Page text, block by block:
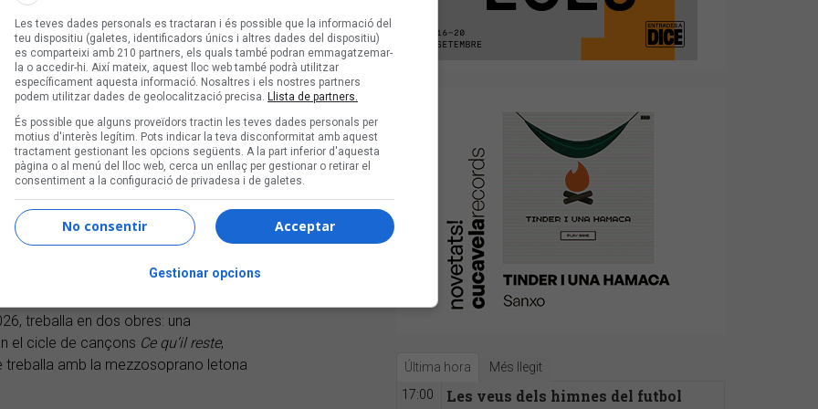
lluny de la música
cursar estudis de jazz al Taller de
al Conservatori Superior del Liceu
a Graz. Puig viu actualment a
pels Cursus de l’IRCAM, que
per a violoncel i electrònica a
QuartetiRicard Capellino li van
del III Artsom de la Mostra Sonora
I tot caminant em va semblar que el
Graz, però les retallades en cultura
forçat l’ajornament de l’estrena a
treballa en dos obres: una
el cicle de cançons Ce qu’il reste,
treballa amb la mezzosoprano letona
Última hora Més llegit
17:00
Les veus dels himnes del futbol
Les teves dades personals es tractaran i és possible que la informació del
teu dispositiu (galetes, identificadors únics i altres dades del dispositiu)
es comparteixi amb 210 partners, els quals també podran emmagatzemar-
la o accedir-hi. Així mateix, aquest lloc web també podrà utilitzar
específicament aquesta informació. Nosaltres i els nostres partners
podem utilitzar dades de geolocalització precisa. Llista de partners.
És possible que alguns proveïdors tractin les teves dades personals per
motius d'interès legítim. Pots indicar la teva disconformitat amb aquest
tractament gestionant les opcions següents. A la part inferior d'aquesta
pàgina o al menú del lloc web, cerca un enllaç per gestionar o retirar el
consentiment a la configuració de privadesa i de galetes.
Acceptar
No consentir
Gestionar opcions